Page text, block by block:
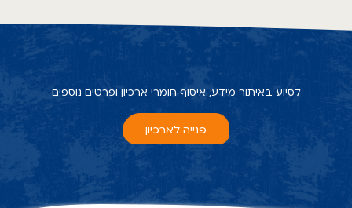
לסיוע באיתור מידע, איסוף חומרי ארכיון ופרטים נוספים
פנייה לארכיון